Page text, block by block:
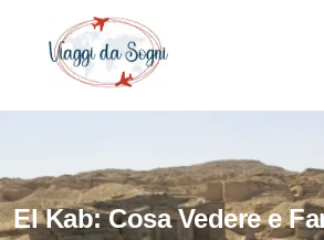
El Kab: Cosa Vedere e